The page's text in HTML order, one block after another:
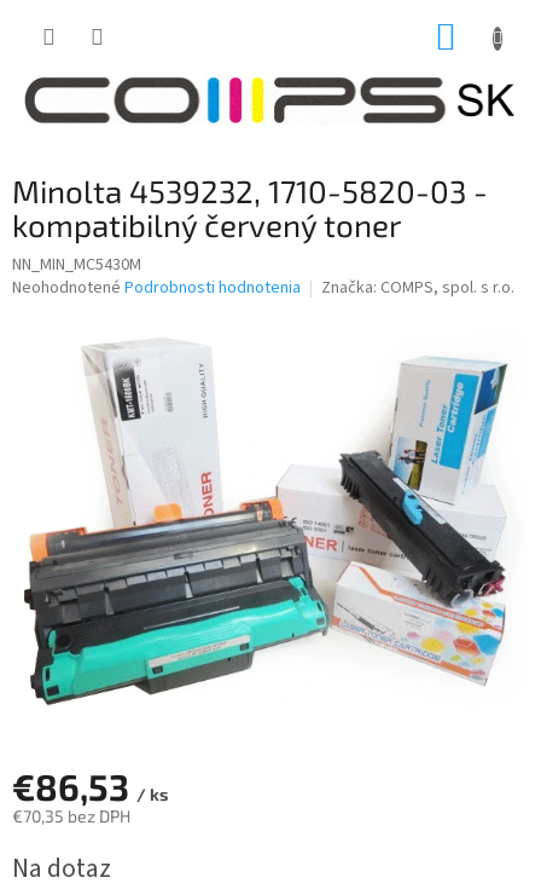
Minolta 4539232, 1710-5820-03 -
kompatibilný červený toner
NN_MIN_MC5430M
Priemerné
Neohodnotené Podrobnosti hodnotenia Značka: COMPS, spol. s r.o.
€86,53 / ks
€70,35 bez DPH
cena:
Na dotaz